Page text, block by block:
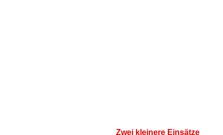
Zwei kleinere Einsätze